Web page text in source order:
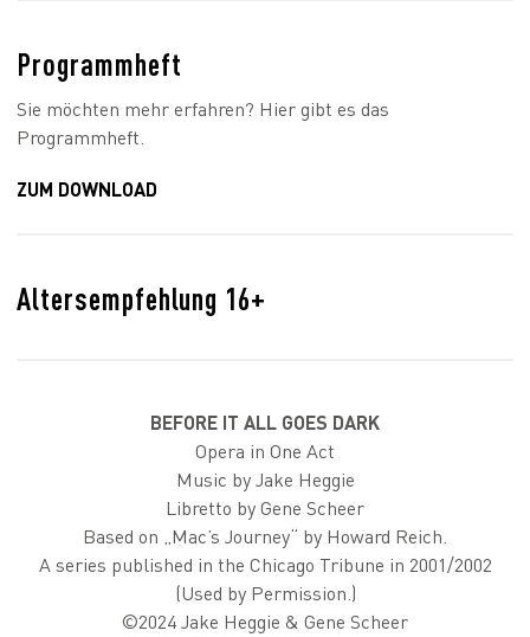
Programmheft
Sie möchten mehr erfahren? Hier gibt es das
Programmheft.
ZUM DOWNLOAD
Altersempfehlung 16+
BEFORE IT ALL GOES DARK
Opera in One Act
Music by Jake Heggie
Libretto by Gene Scheer
Based on „Mac’s Journey“ by Howard Reich.
A series published in the Chicago Tribune in 2001/2002
(Used by Permission.)
©2024 Jake Heggie & Gene Scheer